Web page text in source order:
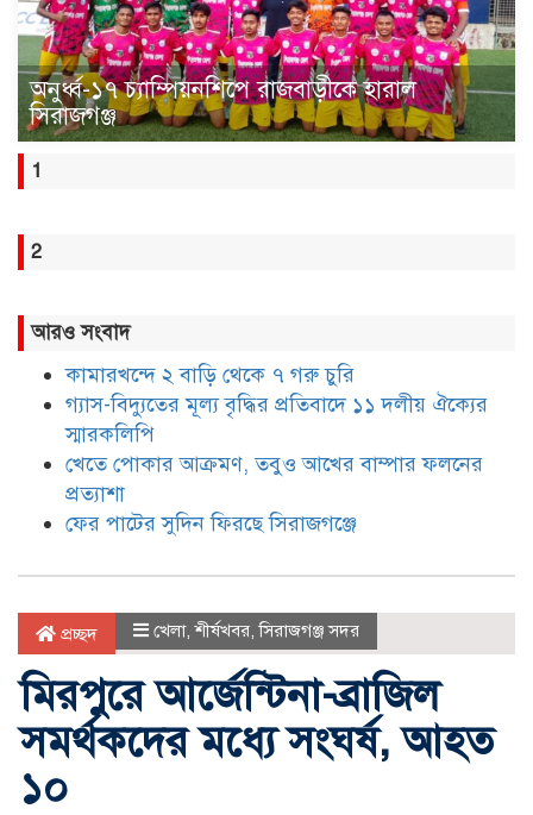
অনুর্ধ্ব-১৭ চ্যাম্পিয়নশিপে রাজবাড়ীকে হারাল
সিরাজগঞ্জ
1
2
আরও সংবাদ
কামারখন্দে ২ বাড়ি থেকে ৭ গরু চুরি
গ্যাস-বিদ্যুতের মূল্য বৃদ্ধির প্রতিবাদে ১১ দলীয় ঐক্যের
স্মারকলিপি
খেতে পোকার আক্রমণ, তবুও আখের বাম্পার ফলনের
প্রত্যাশা
ফের পাটের সুদিন ফিরছে সিরাজগঞ্জে
প্রচ্ছদ খেলা,শীর্ষখবর,সিরাজগঞ্জ সদর
মিরপুরে আর্জেন্টিনা-ব্রাজিল
সমর্থকদের মধ্যে সংঘর্ষ, আহত
১০